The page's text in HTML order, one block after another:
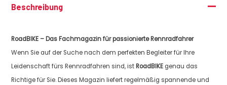
Beschreibung
RoadBIKE – Das Fachmagazin für passionierte Rennradfahrer
Wenn Sie auf der Suche nach dem perfekten Begleiter für Ihre
Leidenschaft fürs Rennradfahren sind, ist RoadBIKE genau das
Richtige für Sie. Dieses Magazin liefert regelmäßig spannende und